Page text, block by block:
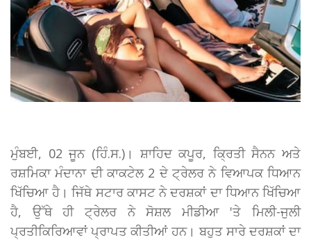
ਮੁੰਬਈ, 02 ਜੂਨ (ਹਿੰ.ਸ.)। ਸ਼ਾਹਿਦ ਕਪੂਰ, ਕ੍ਰਿਤੀ ਸੈਨਨ ਅਤੇ
ਰਸ਼ਮਿਕਾ ਮੰਦਾਨਾ ਦੀ ਕਾਕਟੇਲ 2 ਦੇ ਟ੍ਰੇਲਰ ਨੇ ਵਿਆਪਕ ਧਿਆਨ
ਖਿੱਚਿਆ ਹੈ। ਜਿੱਥੇ ਸਟਾਰ ਕਾਸਟ ਨੇ ਦਰਸ਼ਕਾਂ ਦਾ ਧਿਆਨ ਖਿੱਚਿਆ
ਹੈ, ਉੱਥੇ ਹੀ ਟ੍ਰੇਲਰ ਨੇ ਸੋਸ਼ਲ ਮੀਡੀਆ 'ਤੇ ਮਿਲੀ-ਜੁਲੀ
ਪ੍ਰਤੀਕਿਰਿਆਵਾਂ ਪ੍ਰਾਪਤ ਕੀਤੀਆਂ ਹਨ। ਬਹੁਤ ਸਾਰੇ ਦਰਸ਼ਕਾਂ ਦਾ